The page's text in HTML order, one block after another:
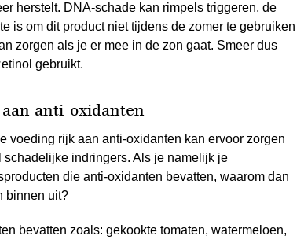
herstelt. DNA-schade kan rimpels triggeren, de
is om dit product niet tijdens de zomer te gebruiken
zorgen als je er mee in de zon gaat. Smeer dus
gebruikt.
anti-oxidanten
voeding rijk aan anti-oxidanten kan ervoor zorgen
indringers. Als je namelijk je
die anti-oxidanten bevatten, waarom dan
binnen uit?
bevatten zoals: gekookte tomaten, watermeloen,